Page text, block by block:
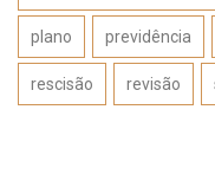
plano previdência
rescisão revisão